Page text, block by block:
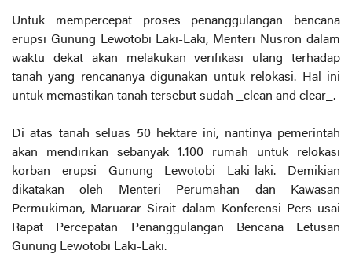
Untuk mempercepat proses penanggulangan bencana
erupsi Gunung Lewotobi Laki-Laki, Menteri Nusron dalam
waktu dekat akan melakukan verifikasi ulang terhadap
tanah yang rencananya digunakan untuk relokasi. Hal ini
untuk memastikan tanah tersebut sudah _clean and clear_.
Di atas tanah seluas 50 hektare ini, nantinya pemerintah
akan mendirikan sebanyak 1.100 rumah untuk relokasi
korban erupsi Gunung Lewotobi Laki-laki. Demikian
dikatakan oleh Menteri Perumahan dan Kawasan
Permukiman, Maruarar Sirait dalam Konferensi Pers usai
Rapat Percepatan Penanggulangan Bencana Letusan
Gunung Lewotobi Laki-Laki.